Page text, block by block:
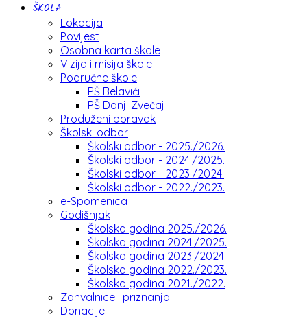
ŠKOLA
Lokacija
Povijest
Osobna karta škole
Vizija i misija škole
Područne škole
PŠ Belavići
PŠ Donji Zvečaj
Produženi boravak
Školski odbor
Školski odbor - 2025./2026.
Školski odbor - 2024./2025.
Školski odbor - 2023./2024.
Školski odbor - 2022./2023.
e-Spomenica
Godišnjak
Školska godina 2025./2026.
Školska godina 2024./2025.
Školska godina 2023./2024.
Školska godina 2022./2023.
Školska godina 2021./2022.
Zahvalnice i priznanja
Donacije